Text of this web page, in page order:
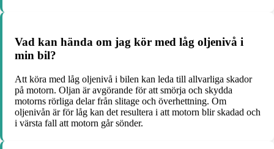
Vad kan hända om jag kör med låg oljenivå i
min bil?
Att köra med låg oljenivå i bilen kan leda till allvarliga skador
på motorn. Oljan är avgörande för att smörja och skydda
motorns rörliga delar från slitage och överhettning. Om
oljenivån är för låg kan det resultera i att motorn blir skadad och
i värsta fall att motorn går sönder.